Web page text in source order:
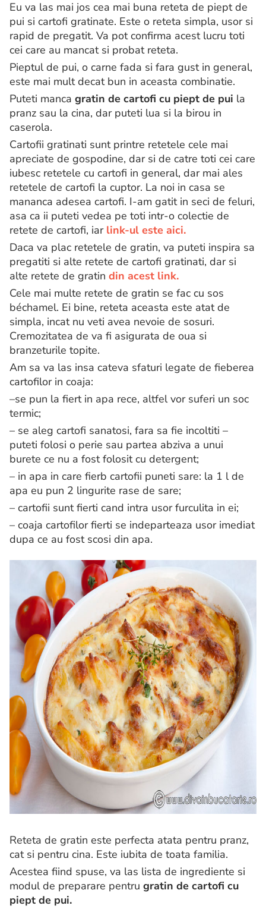
Eu va las mai jos cea mai buna reteta de piept de
pui si cartofi gratinate. Este o reteta simpla, usor si
rapid de pregatit. Va pot confirma acest lucru toti
cei care au mancat si probat reteta.
Pieptul de pui, o carne fada si fara gust in general,
este mai mult decat bun in aceasta combinatie.
Puteti manca gratin de cartofi cu piept de pui la
pranz sau la cina, dar puteti lua si la birou in
caserola.
Cartofii gratinati sunt printre retetele cele mai
apreciate de gospodine, dar si de catre toti cei care
iubesc retetele cu cartofi in general, dar mai ales
retetele de cartofi la cuptor. La noi in casa se
mananca adesea cartofi. I-am gatit in seci de feluri,
asa ca ii puteti vedea pe toti intr-o colectie de
retete de cartofi, iar link-ul este aici.
Daca va plac retetele de gratin, va puteti inspira sa
pregatiti si alte retete de cartofi gratinati, dar si
alte retete de gratin din acest link.
Cele mai multe retete de gratin se fac cu sos
béchamel. Ei bine, reteta aceasta este atat de
simpla, incat nu veti avea nevoie de sosuri.
Cremozitatea de va fi asigurata de oua si
branzeturile topite.
Am sa va las insa cateva sfaturi legate de fieberea
cartofilor in coaja:
–se pun la fiert in apa rece, altfel vor suferi un soc
termic;
– se aleg cartofi sanatosi, fara sa fie incoltiti –
puteti folosi o perie sau partea abziva a unui
burete ce nu a fost folosit cu detergent;
– in apa in care fierb cartofii puneti sare: la 1 l de
apa eu pun 2 lingurite rase de sare;
– cartofii sunt fierti cand intra usor furculita in ei;
– coaja cartofilor fierti se indeparteaza usor imediat
dupa ce au fost scosi din apa.
Reteta de gratin este perfecta atata pentru pranz,
cat si pentru cina. Este iubita de toata familia.
Acestea fiind spuse, va las lista de ingrediente si
modul de preparare pentru gratin de cartofi cu
piept de pui.